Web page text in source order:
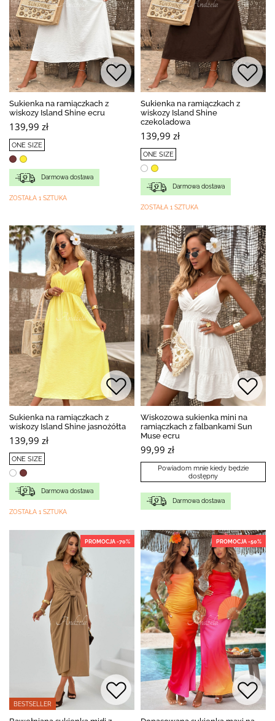
Sukienka na ramiączkach z
wiskozy Island Shine ecru
139,99 zł
ONE SIZE
Darmowa dostawa
ZOSTAŁA 1 SZTUKA
Sukienka na ramiączkach z
wiskozy Island Shine
czekoladowa
139,99 zł
ONE SIZE
Darmowa dostawa
ZOSTAŁA 1 SZTUKA
Sukienka na ramiączkach z
wiskozy Island Shine jasnożółta
139,99 zł
ONE SIZE
Darmowa dostawa
ZOSTAŁA 1 SZTUKA
Wiskozowa sukienka mini na
ramiączkach z falbankami Sun
Muse ecru
99,99 zł
Powiadom mnie kiedy będzie
dostępny
Darmowa dostawa
PROMOCJA -70%
BESTSELLER
PROMOCJA -50%